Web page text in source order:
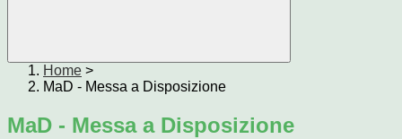
Home >
MaD - Messa a Disposizione
MaD - Messa a Disposizione